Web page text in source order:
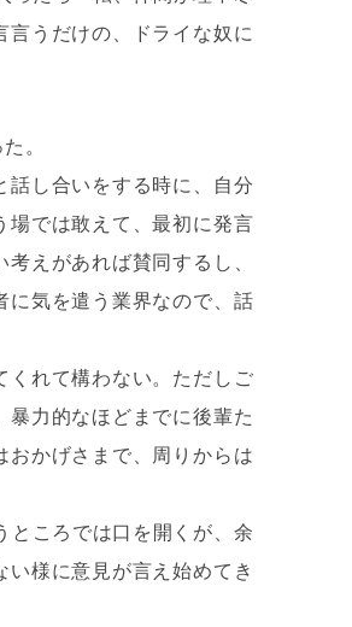
言うだけの、ドライな奴に
。
話し合いをする時に、自分
場では敢えて、最初に発言
えがあれば賛同するし、
に気を遣う業界なので、話
くれて構わない。ただしご
暴力的なほどまでに後輩た
おかげさまで、周りからは
ところでは口を開くが、余
様に意見が言え始めてき